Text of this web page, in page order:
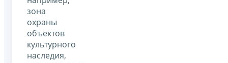
зона
охраны
объектов
культурного
наследия,